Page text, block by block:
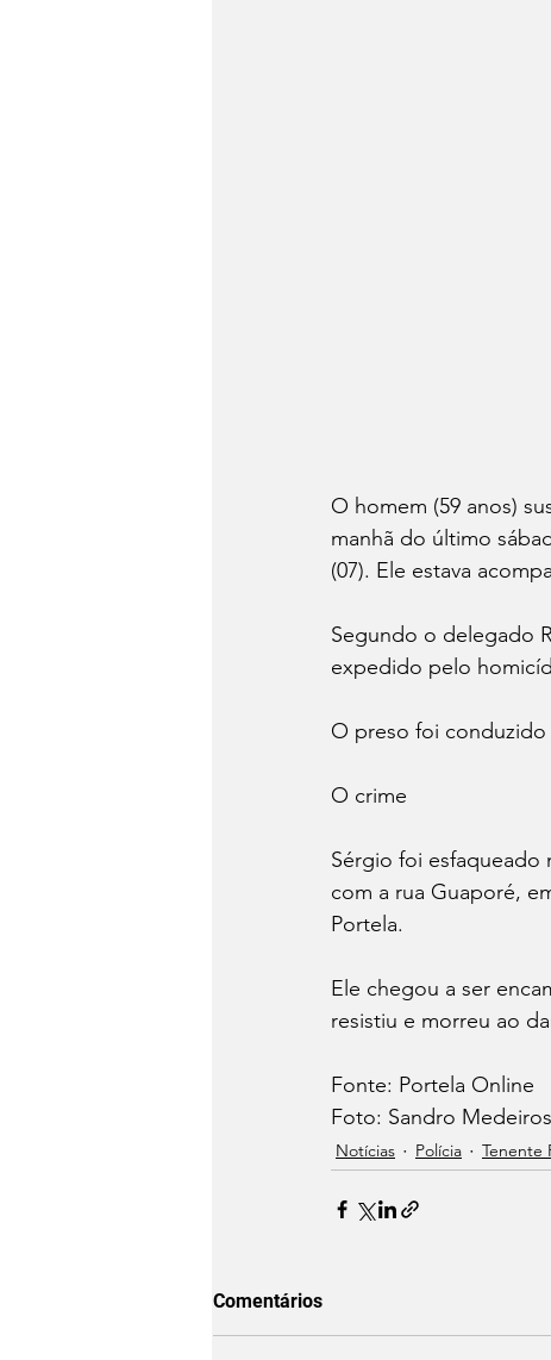
O homem (59 anos)
manhã do último
(07). Ele estava
Segundo o delegado
expedido pelo
O preso foi conduzido
O crime
Sérgio foi esfaqueado
com a rua Guaporé,
Portela.
Ele chegou a ser
resistiu e morreu ao
Fonte: Portela Online
Foto: Sandro
Notícias Polícia Tenente
Comentários